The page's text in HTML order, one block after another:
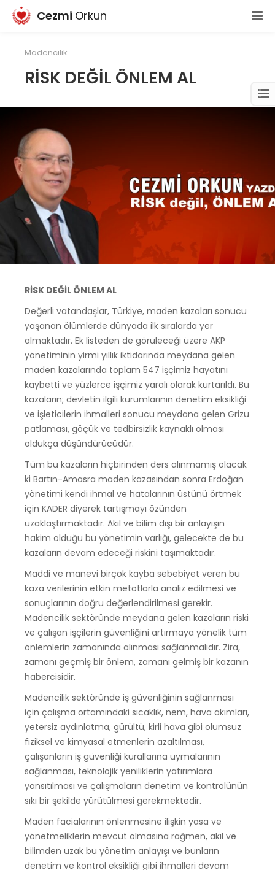
Cezmi Orkun
Madencilik
RİSK DEĞİL ÖNLEM AL
RİSK DEĞİL ÖNLEM AL
Değerli vatandaşlar, Türkiye, maden kazaları sonucu
yaşanan ölümlerde dünyada ilk sıralarda yer
almaktadır. Ek listeden de görüleceği üzere AKP
yönetiminin yirmi yıllık iktidarında meydana gelen
maden kazalarında toplam 547 işçimiz hayatını
kaybetti ve yüzlerce işçimiz yaralı olarak kurtarıldı. Bu
kazaların; devletin ilgili kurumlarının denetim eksikliği
ve işleticilerin ihmalleri sonucu meydana gelen Grizu
patlaması, göçük ve tedbirsizlik kaynaklı olması
oldukça düşündürücüdür.
Tüm bu kazaların hiçbirinden ders alınmamış olacak
ki Bartın-Amasra maden kazasından sonra Erdoğan
yönetimi kendi ihmal ve hatalarının üstünü örtmek
için KADER diyerek tartışmayı özünden
uzaklaştırmaktadır. Akıl ve bilim dışı bir anlayışın
hakim olduğu bu yönetimin varlığı, gelecekte de bu
kazaların devam edeceği riskini taşımaktadır.
Maddi ve manevi birçok kayba sebebiyet veren bu
kaza verilerinin etkin metotlarla analiz edilmesi ve
sonuçlarının doğru değerlendirilmesi gerekir.
Madencilik sektöründe meydana gelen kazaların riski
ve çalışan işçilerin güvenliğini artırmaya yönelik tüm
önlemlerin zamanında alınması sağlanmalıdır. Zira,
zamanı geçmiş bir önlem, zamanı gelmiş bir kazanın
habercisidir.
Madencilik sektöründe iş güvenliğinin sağlanması
için çalışma ortamındaki sıcaklık, nem, hava akımları,
yetersiz aydınlatma, gürültü, kirli hava gibi olumsuz
fiziksel ve kimyasal etmenlerin azaltılması,
çalışanların iş güvenliği kurallarına uymalarının
sağlanması, teknolojik yeniliklerin yatırımlara
yansıtılması ve çalışmaların denetim ve kontrolünün
sıkı bir şekilde yürütülmesi gerekmektedir.
Maden facialarının önlenmesine ilişkin yasa ve
yönetmeliklerin mevcut olmasına rağmen, akıl ve
bilimden uzak bu yönetim anlayışı ve bunların
denetim ve kontrol eksikliği gibi ihmalleri devam